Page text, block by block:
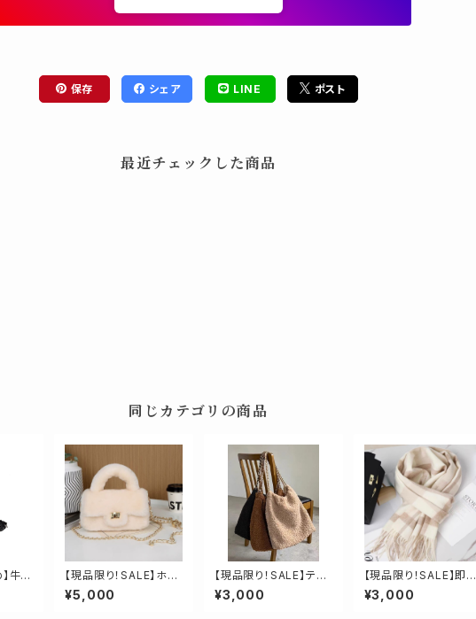
保存 シェア LINE ポスト
最近チェックした商品
同じカテゴリの商品
牛革
【現品限り！SALE】ホワ
イト：羊毛100%高品質
ウールボアハンドバッグ
¥5,000
【現品限り！SALE】テデ
ィボアチェーンストラッ
プバッグ
¥3,000
【現品限り！SALE】即
納：ウールロングチェッ
クマフラー
¥3,000